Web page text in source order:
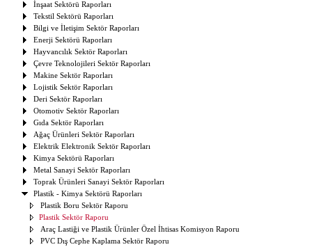
İnşaat Sektörü Raporları
Tekstil Sektörü Raporları
Bilgi ve İletişim Sektör Raporları
Enerji Sektörü Raporları
Hayvancılık Sektör Raporları
Çevre Teknolojileri Sektör Raporları
Makine Sektör Raporları
Lojistik Sektör Raporları
Deri Sektör Raporları
Otomotiv Sektör Raporları
Gıda Sektör Raporları
Ağaç Ürünleri Sektör Raporları
Elektrik Elektronik Sektör Raporları
Kimya Sektörü Raporları
Metal Sanayi Sektör Raporları
Toprak Ürünleri Sanayi Sektör Raporları
Plastik - Kimya Sektörü Raporları
Plastik Boru Sektör Raporu
Plastik Sektör Raporu
Araç Lastiği ve Plastik Ürünler Özel İhtisas Komisyon Raporu
PVC Dış Cephe Kaplama Sektör Raporu